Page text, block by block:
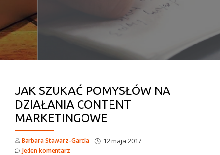
JAK SZUKAĆ POMYSŁÓW NA
DZIAŁANIA CONTENT
MARKETINGOWE
Barbara Stawarz-García 12 maja 2017
Jeden komentarz